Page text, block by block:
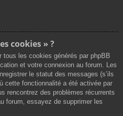
cookies » ?
tous les cookies générés par phpBB
et votre connexion au forum. Les
le statut des messages (s’ils
cette fonctionnalité a été activée par
rencontrez des problèmes récurrents
forum, essayez de supprimer les